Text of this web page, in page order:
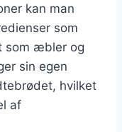
kan man
som
som æbler og
sin egen
hvilket
af